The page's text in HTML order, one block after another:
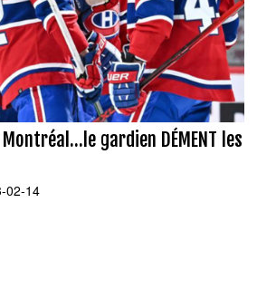
gardien DÉMENT les
02-14